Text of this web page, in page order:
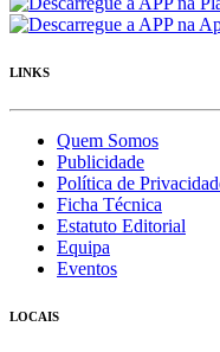
LINKS
Quem Somos
Publicidade
Política de
Ficha Técnica
Estatuto Editorial
Equipa
Eventos
LOCAIS